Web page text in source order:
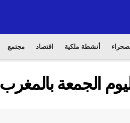
أنشطة ملكية اقتصاد مجتمع
الجمعة بالمغرب